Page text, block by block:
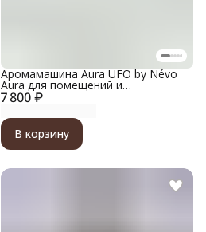
7 800 ₽
Аромамашина Aura UFO by Névo
Aura для помещений и
автомобилей, металлический
корпус, цвет серебристый
металлик
В корзину